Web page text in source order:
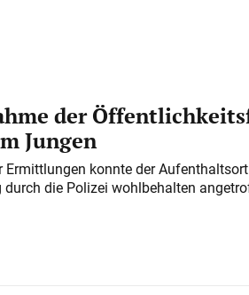
der
Jungen
Ermittlungen konnte der
die Polizei wohlbehalten